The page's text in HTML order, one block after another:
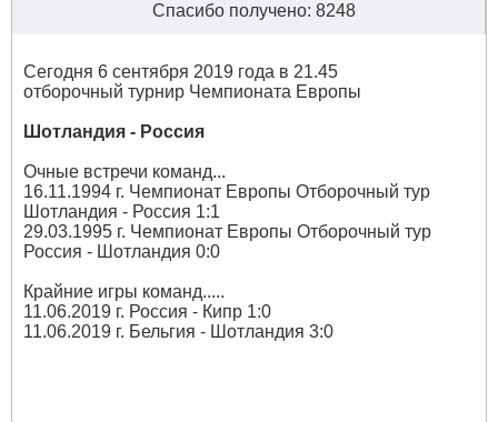
Спасибо получено: 8248
Сегодня 6 сентября 2019 года в 21.45
отборочный турнир Чемпионата Европы
Шотландия - Россия
Очные встречи команд...
16.11.1994 г. Чемпионат Европы Отборочный тур
Шотландия - Россия 1:1
29.03.1995 г. Чемпионат Европы Отборочный тур
Россия - Шотландия 0:0
Крайние игры команд.....
11.06.2019 г. Россия - Кипр 1:0
11.06.2019 г. Бельгия - Шотландия 3:0